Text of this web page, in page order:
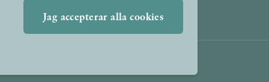
Jag accepterar alla cookies